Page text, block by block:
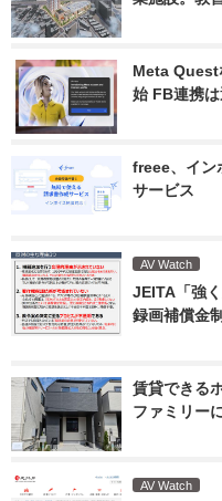
Meta Quest
始 FB連携
freee、イン
サービス
AV Watch
JEITA「強
録画補償金
賃貸できる
ファミリー
AV Watch